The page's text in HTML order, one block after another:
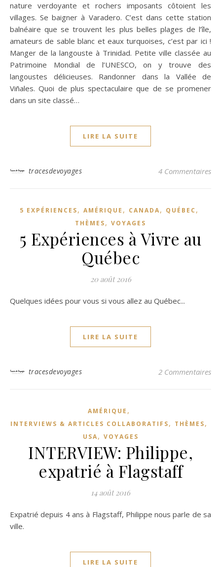
nature verdoyante et rochers imposants côtoient les
villages. Se baigner à Varadero. C’est dans cette station
balnéaire que se trouvent les plus belles plages de l’île,
amateurs de sable blanc et eaux turquoises, c’est par ici !
Manger de la langouste à Trinidad. Petite ville classée au
Patrimoine Mondial de l’UNESCO, on y trouve des
langoustes délicieuses. Randonner dans la Vallée de
Viñales. Quoi de plus spectaculaire que de se promener
dans un site classé…
LIRE LA SUITE
tracesdevoyages 4 Commentaires
5 EXPÉRIENCES, AMÉRIQUE , CANADA, QUÉBEC ,
THÈMES, VOYAGES
5 Expériences à Vivre au
Québec
20 août 2016
Quelques idées pour vous si vous allez au Québec...
LIRE LA SUITE
tracesdevoyages 2 Commentaires
AMÉRIQUE ,
INTERVIEWS & ARTICLES COLLABORATIFS, THÈMES,
USA, VOYAGES
INTERVIEW: Philippe,
expatrié à Flagstaff
14 août 2016
Expatrié depuis 4 ans à Flagstaff, Philippe nous parle de sa
ville.
LIRE LA SUITE